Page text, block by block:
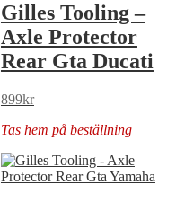
Gilles Tooling –
Axle Protector
Rear Gta Ducati
899kr
Tas hem på beställning